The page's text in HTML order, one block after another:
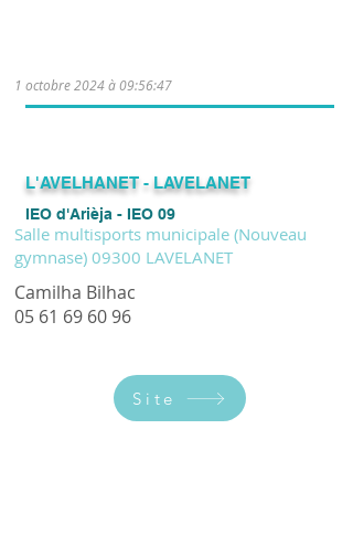
1 octobre 2024 à 09:56:47
L'AVELHANET - LAVELANET
IEO d'Arièja - IEO 09
Salle multisports municipale (Nouveau
gymnase) 09300 LAVELANET
Camilha Bilhac
05 61 69 60 96
Site